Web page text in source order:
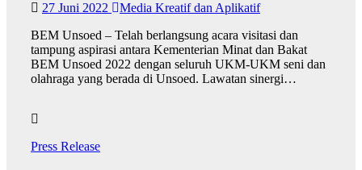
27 Juni 2022
Media Kreatif dan Aplikatif
BEM Unsoed – Telah berlangsung acara visitasi dan
tampung aspirasi antara Kementerian Minat dan Bakat
BEM Unsoed 2022 dengan seluruh UKM-UKM seni dan
olahraga yang berada di Unsoed. Lawatan sinergi…
Press Release